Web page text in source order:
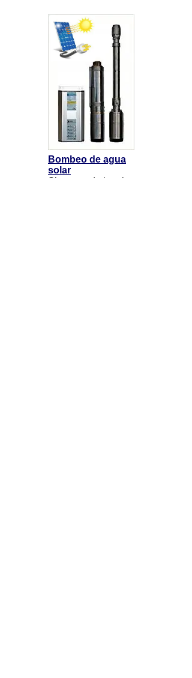
Bombeo de agua
solar
Sistemas de bombas